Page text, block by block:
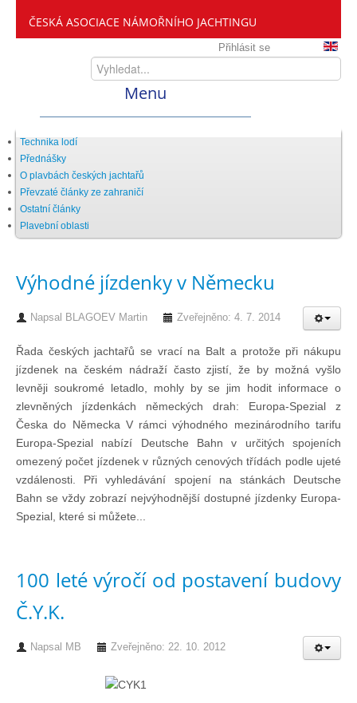
ČESKÁ ASOCIACE NÁMOŘNÍHO JACHTINGU
Přihlásit se
Menu
Home
ČANY
Kdo jsme
Zveme vás mezi nás
Chci se stát členem
Oznámení
Členské příspěvky
Ochrana osobních údajů
Legislativní proces
Technika lodí
Přednášky
O plavbách českých jachtařů
Převzaté články ze zahraničí
Ostatní články
Plavební oblasti
Výhodné jízdenky v Německu
Napsal BLAGOEV Martin Zveřejněno: 4. 7. 2014
Řada českých jachtařů se vrací na Balt a protože při nákupu
jízdenek na českém nádraží často zjistí, že by možná vyšlo
levněji soukromé letadlo, mohly by se jim hodit informace o
zlevněných jízdenkách německých drah: Europa-Spezial z
Česka do Německa V rámci výhodného mezinárodního tarifu
Europa-Spezial nabízí Deutsche Bahn v určitých spojeních
omezený počet jízdenek v různých cenových třídách podle ujeté
vzdálenosti. Při vyhledávání spojení na stánkách Deutsche
Bahn se vždy zobrazí nejvýhodnější dostupné jízdenky Europa-
Spezial, které si můžete...
100 leté výročí od postavení budovy
Č.Y.K.
Napsal MB Zveřejněno: 22. 10. 2012